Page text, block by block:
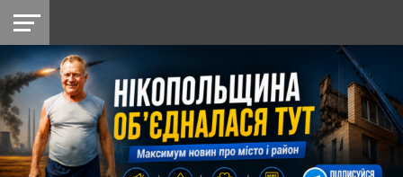
НІКОПОЛЬ
РАЙОН
СІЧЕСЛАВСЬКА
УКРАЇНА
РЕТРО
НІКОПОЛЬ
ЛАЙТ
УКРАЇНА
ДОПОМОГА
РАДІО